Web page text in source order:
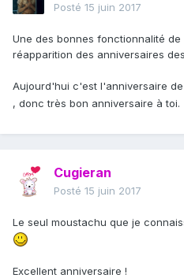
Posté 15 juin 2017
Une des bonnes fonctionnalité
réapparition des anniversaires
Aujourd'hui c'est l'anniversaire
, donc très bon anniversaire à toi.
Cugieran
Posté 15 juin 2017
Le seul moustachu que je
Excellent anniversaire !